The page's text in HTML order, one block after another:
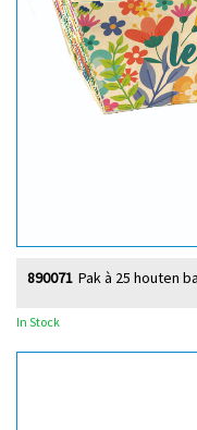
Pak à 25 houten
890071
In Stock